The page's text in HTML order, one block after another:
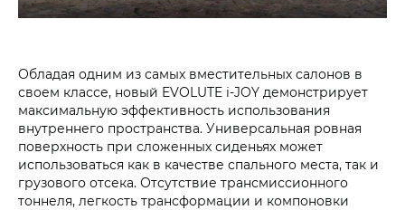
Обладая одним из самых вместительных салонов в
своем классе, новый EVOLUTE i‑JOY демонстрирует
максимальную эффективность использования
внутреннего пространства. Универсальная ровная
поверхность при сложенных сиденьях может
использоваться как в качестве спального места, так и
грузового отсека. Отсутствие трансмиссионного
тоннеля, легкость трансформации и компоновки